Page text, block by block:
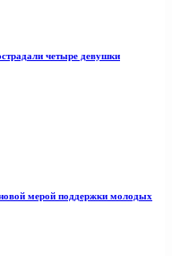
четыре девушки
мерой поддержки молодых